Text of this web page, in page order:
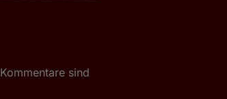
Kommentare sind